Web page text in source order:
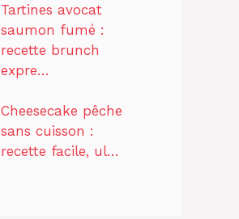
Tartines avocat
saumon fumé :
recette brunch
expre…
Cheesecake pêche
sans cuisson :
recette facile, ul…